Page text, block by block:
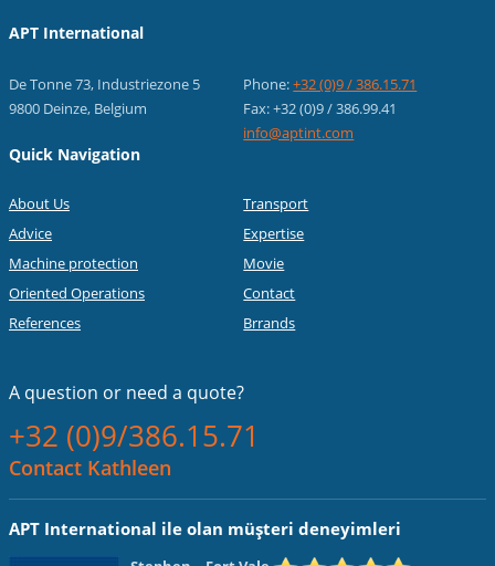
APT International
De Tonne 73, Industriezone 5
9800 Deinze, Belgium
Phone:+32 (0)9 / 386.15.71
Fax: +32 (0)9 / 386.99.41
info@aptint.com
Quick Navigation
About Us
Advice
Machine protection
Oriented Operations
References
Transport
Expertise
Movie
Contact
Brrands
A question or need a quote?
+32 (0)9/386.15.71
Contact Kathleen
APT International ile olan müşteri deneyimleri